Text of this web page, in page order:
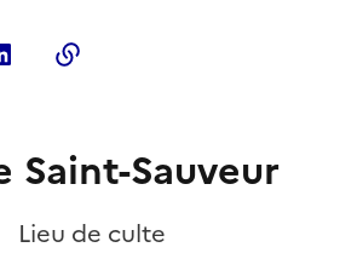
Twitter)
Linkedin
Saint-Sauveur
Lieu de culte